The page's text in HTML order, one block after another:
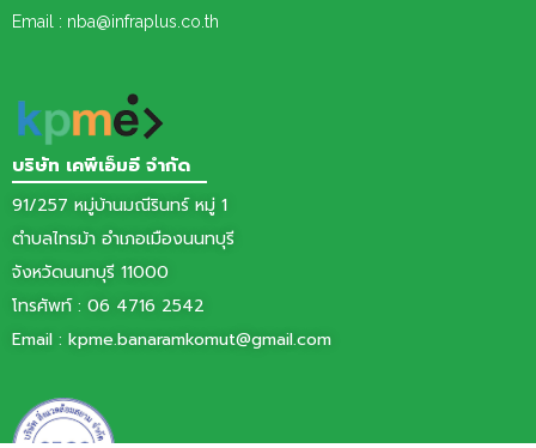
Email : nba@infraplus.co.th
บริษัท เคพีเอ็มอี จำกัด
91/257 หมู่บ้านมณีรินทร์ หมู่ 1
ตำบลไทรม้า อำเภอเมืองนนทบุรี
จังหวัดนนทบุรี 11000
โทรศัพท์ : 06 4716 2542
Email : kpme.banaramkomut@gmail.com